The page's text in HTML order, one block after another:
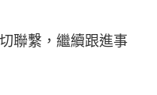
聯繫，繼續跟進事